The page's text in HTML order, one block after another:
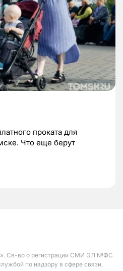
проката для
Что еще берут
Св-во о регистрации СМИ ЭЛ №ФС
по надзору в сфере связи,